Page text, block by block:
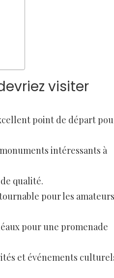
visiter
point de départ
intéressants à
qualité.
pour les amateurs
pour une promenade
et événements